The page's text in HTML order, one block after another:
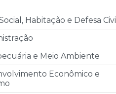
Habitação e Defesa Civil
e Meio Ambiente
Econômico e